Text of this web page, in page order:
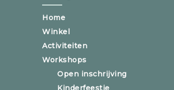
Home
Winkel
Activiteiten
Workshops
Open inschrijving
Kinderfeestje